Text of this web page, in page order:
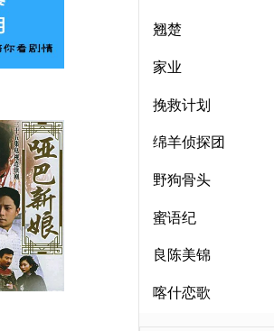
翘楚
家业
挽救计划
绵羊侦探团
野狗骨头
蜜语纪
良陈美锦
喀什恋歌